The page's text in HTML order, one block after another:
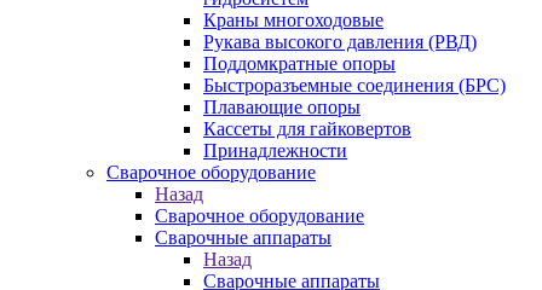
Краны многоходовые
Рукава высокого давления (РВД)
Поддомкратные опоры
Быстроразъемные соединения (БРС)
Плавающие опоры
Кассеты для гайковертов
Принадлежности
Сварочное оборудование
Назад
Сварочное оборудование
Сварочные аппараты
Назад
Сварочные аппараты